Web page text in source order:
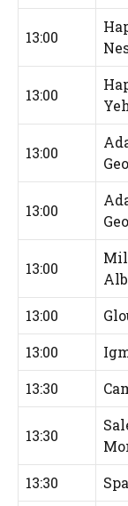
13:00
13:00
13:00
13:00
13:00
13:00
13:00
13:30
13:30
13:30